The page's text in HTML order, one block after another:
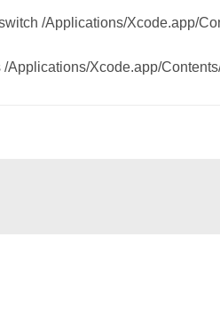
/Applications/Xcode.app/
/Applications/Xcode.app/